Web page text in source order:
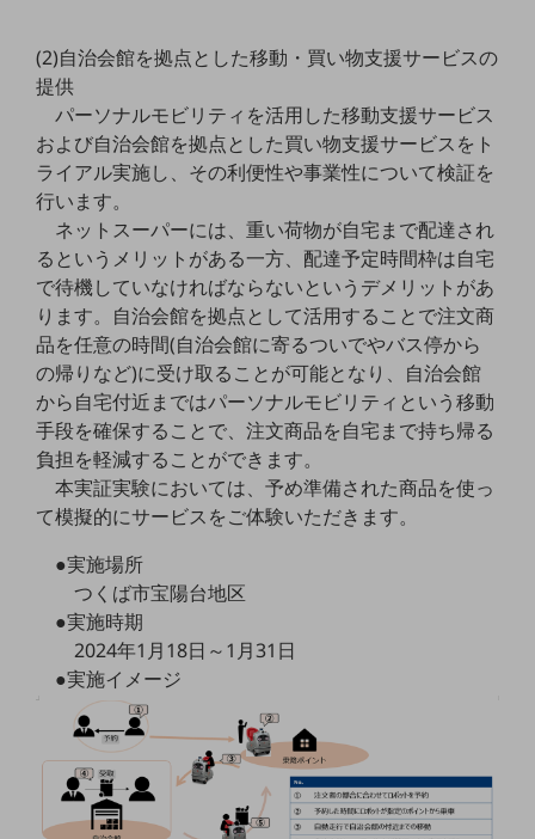
モバイルTOP
法人向けスマホ・携帯に関する、
おすすめの機種、料金やサービスをご紹介
製品
製品TOP
ビジネス向けスマートフォン
タフネススマートフォン
データ通信製品
ドコモケータイ
5G対応ホームルーター
通信モジュール製品
衛星携帯電話
IOT完了済みメーカーブランド製品
料金TOP
ドコモBiz データ無制限 ドコモ MAX ドコモ mini ドコモBiz かけ放題
ケータイプラン
5Gデータプラス
データプラス
IoT向け回線料金
home5Gプラン
(2)自治会館を拠点とした移動・買い物支援サービスの
提供
パーソナルモビリティを活用した移動支援サービス
および自治会館を拠点とした買い物支援サービスをト
ライアル実施し、その利便性や事業性について検証を
行います。
ネットスーパーには、重い荷物が自宅まで配達され
るというメリットがある一方、配達予定時間枠は自宅
で待機していなければならないというデメリットがあ
ります。自治会館を拠点として活用することで注文商
品を任意の時間(自治会館に寄るついでやバス停から
の帰りなど)に受け取ることが可能となり、自治会館
から自宅付近まではパーソナルモビリティという移動
手段を確保することで、注文商品を自宅まで持ち帰る
負担を軽減することができます。
本実証実験においては、予め準備された商品を使っ
て模擬的にサービスをご体験いただきます。
●実施場所
つくば市宝陽台地区
●実施時期
2024年1月18日～1月31日
●実施イメージ